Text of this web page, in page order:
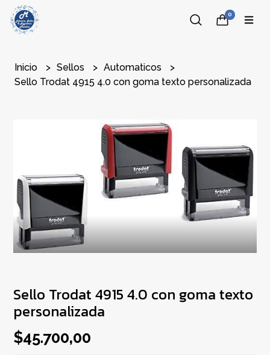
0
Inicio Sellos
Automaticos
Sello Trodat 4915 4.0 con goma texto personalizada
Sello Trodat 4915 4.0 con goma texto
personalizada
$45.700,00